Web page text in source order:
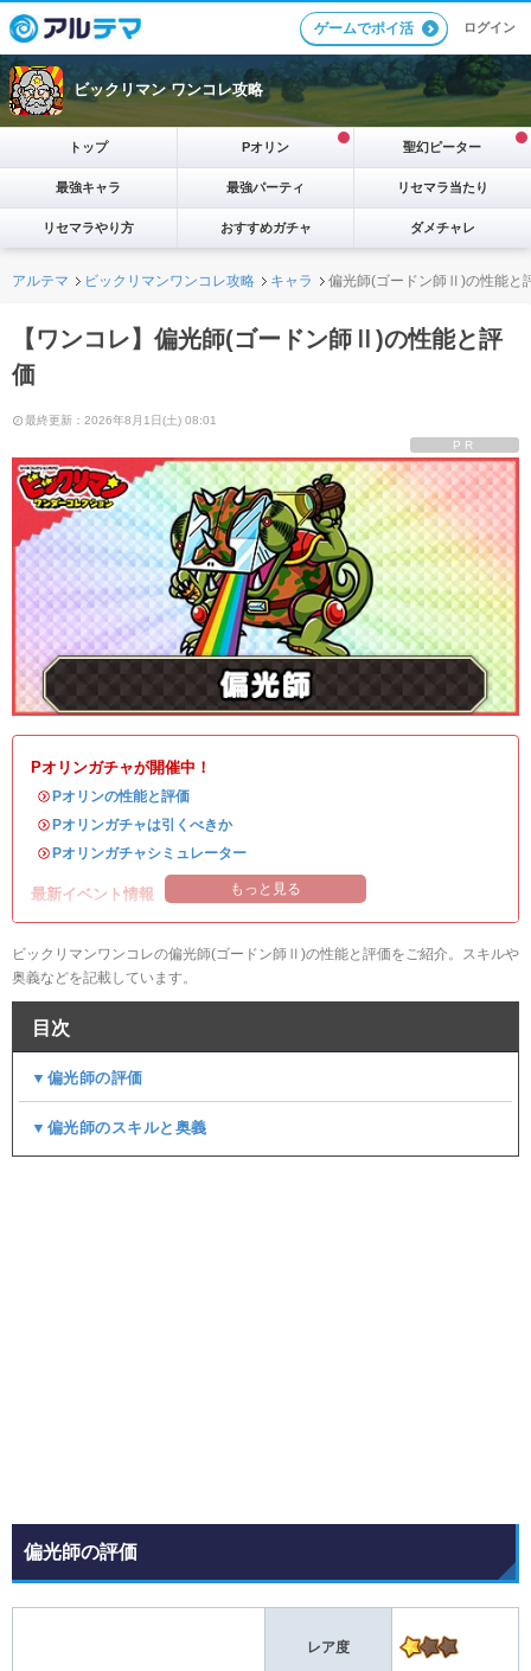
ゲームでポイ活 ログイン
ビックリマン ワンコレ攻略
トップ Pオリン 聖幻ピーター
最強キャラ 最強パーティ リセマラ当たり
リセマラやり方 おすすめガチャ ダメチャレ
アルテマ ビックリマンワンコレ攻略 キャラ 偏光師(ゴードン師Ⅱ)の性能と
【ワンコレ】偏光師(ゴードン師Ⅱ)の性能と評
価
最終更新：2026年8月1日(土) 08:01
PR
Pオリンガチャが開催中！
・Pオリンの性能と評価
・Pオリンガチャは引くべきか
・Pオリンガチャシミュレーター
最新イベント情報 もっと見る
ビックリマンワンコレの偏光師(ゴードン師Ⅱ)の性能と評価をご紹介。スキルや
奥義などを記載しています。
目次
▼偏光師の評価
▼偏光師のスキルと奥義
偏光師の評価
レア度